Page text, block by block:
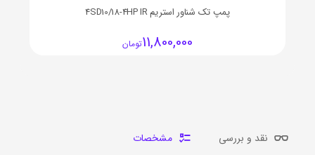
پمپ تک شناور استريم 4SD10/18-4HP IR
11,800,000تومان
نقد و بررسی مشخصات